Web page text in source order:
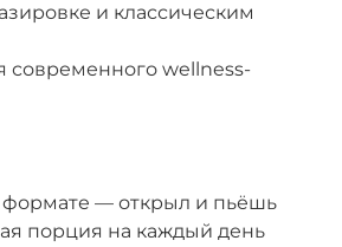
и классическим
современного wellness-
формате — открыл и пьёшь
порция на каждый день